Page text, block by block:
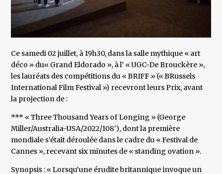
Ce samedi 02 juillet, à 19h30, dans la salle mythique « art
déco » du« Grand Eldorado », à l’ « UGC-De Brouckère »,
les lauréats des compétitions du « BRIFF » (« BRussels
International Film Festival ») recevront leurs Prix, avant
la projection de :
*** « Three Thousand Years of Longing » (George
Miller/Australia-USA/2022/108′), dont la première
mondiale s’était déroulée dans le cadre du « Festival de
Cannes », recevant six minutes de « standing ovation ».
Synopsis : « Lorsqu’une érudite britannique invoque un